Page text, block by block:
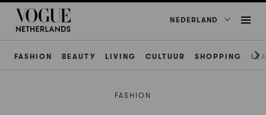
NEDERLAND
FASHION BEAUTY LIVING CULTUUR SHOPPING
FASHION